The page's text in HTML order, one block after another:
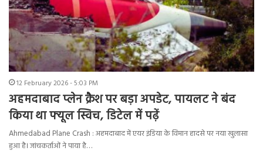
12 February 2026 - 5:03 PM
अहमदाबाद प्लेन क्रैश पर बड़ा अपडेट, पायलट ने बंद
किया था फ्यूल स्विच, डिटेल में पढ़ें
Ahmedabad Plane Crash : अहमदाबाद में एयर इंडिया के विमान हादसे पर नया खुलासा
हुआ है। जांचकर्ताओं ने पाया है…